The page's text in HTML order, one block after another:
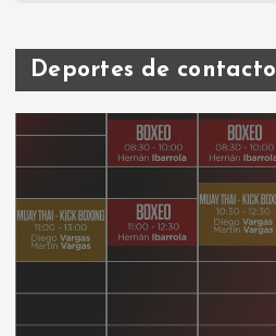
Deportes de contacto